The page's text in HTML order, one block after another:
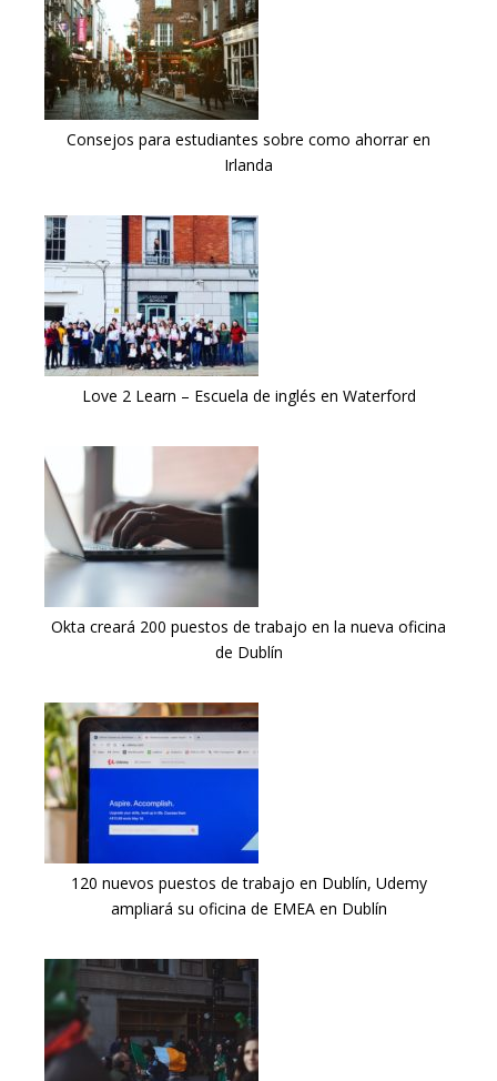
Consejos para estudiantes sobre como ahorrar en
Irlanda
Love 2 Learn – Escuela de inglés en Waterford
Okta creará 200 puestos de trabajo en la nueva oficina
de Dublín
120 nuevos puestos de trabajo en Dublín, Udemy
ampliará su oficina de EMEA en Dublín